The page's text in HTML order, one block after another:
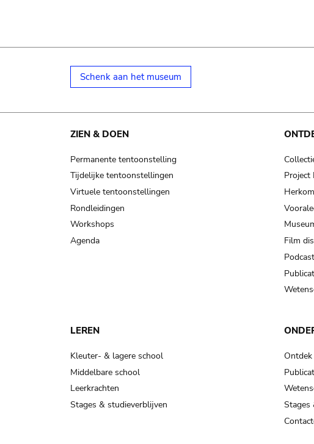
Schenk aan het museum
ZIEN & DOEN
Permanente tentoonstelling
Tijdelijke tentoonstellingen
Virtuele tentoonstellingen
Rondleidingen
Workshops
Agenda
Project
Film
LEREN
Kleuter- & lagere school
Middelbare school
Leerkrachten
Stages & studieverblijven
Stages